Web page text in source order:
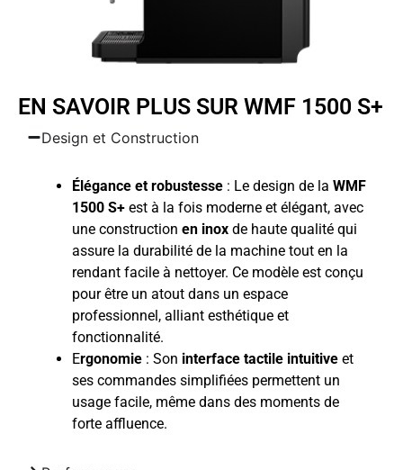
EN SAVOIR PLUS SUR WMF 1500 S+
Design et Construction
Élégance et robustesse : Le design de la WMF
1500 S+ est à la fois moderne et élégant, avec
une construction en inox de haute qualité qui
assure la durabilité de la machine tout en la
rendant facile à nettoyer. Ce modèle est conçu
pour être un atout dans un espace
professionnel, alliant esthétique et
fonctionnalité.
Ergonomie : Son interface tactile intuitive et
ses commandes simplifiées permettent un
usage facile, même dans des moments de
forte affluence.